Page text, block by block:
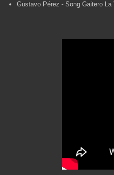
Gustavo Pérez - Song Gaitero La